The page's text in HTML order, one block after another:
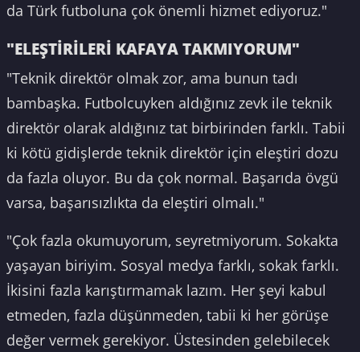
da Türk futboluna çok önemli hizmet ediyoruz."
"ELEŞTİRİLERİ KAFAYA TAKMIYORUM"
"Teknik direktör olmak zor, ama bunun tadı
bambaşka. Futbolcuyken aldığınız zevk ile teknik
direktör olarak aldığınız tat birbirinden farklı. Tabii
ki kötü gidişlerde teknik direktör için eleştiri dozu
da fazla oluyor. Bu da çok normal. Başarıda övgü
varsa, başarısızlıkta da eleştiri olmalı."
"Çok fazla okumuyorum, seyretmiyorum. Sokakta
yaşayan biriyim. Sosyal medya farklı, sokak farklı.
İkisini fazla karıştırmamak lazım. Her şeyi kabul
etmeden, fazla düşünmeden, tabii ki her görüşe
değer vermek gerekiyor. Üstesinden gelebilecek